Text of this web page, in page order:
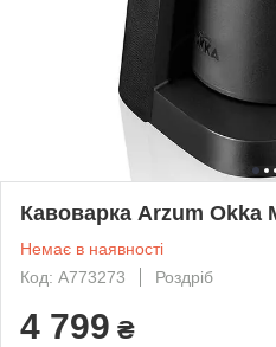
Кавоварка Arzum Okka
Немає в наявності
Код: A773273
Роздріб
4 799 ₴